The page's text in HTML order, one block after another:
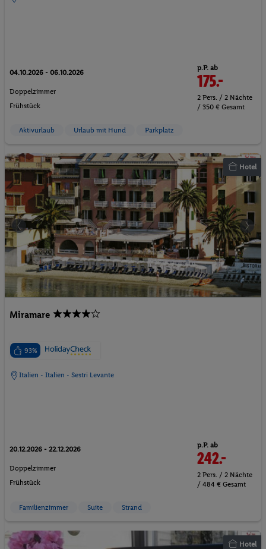
04.10.2026 - 06.10.2026
Doppelzimmer
Frühstück
p.P. ab
175.-
2 Pers. / 2 Nächte
/ 350 € Gesamt
Aktivurlaub Urlaub mit Hund Parkplatz
Hotel
Miramare
93%
Italien - Italien - Sestri Levante
20.12.2026 - 22.12.2026
Doppelzimmer
Frühstück
p.P. ab
242.-
2 Pers. / 2 Nächte
/ 484 € Gesamt
Familienzimmer Suite Strand
Hotel